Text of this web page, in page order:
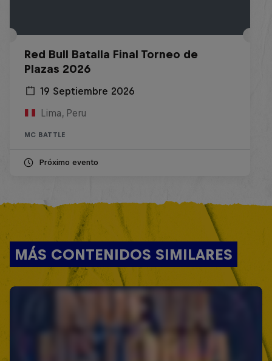
Red Bull Batalla Final Torneo de
Plazas 2026
19 Septiembre 2026
Lima, Peru
MC BATTLE
Próximo evento
MÁS CONTENIDOS SIMILARES